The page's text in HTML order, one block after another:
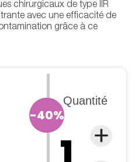
-40%
Quantité
chirurgicaux de type IIR
avec une efficacité de
grâce à ce